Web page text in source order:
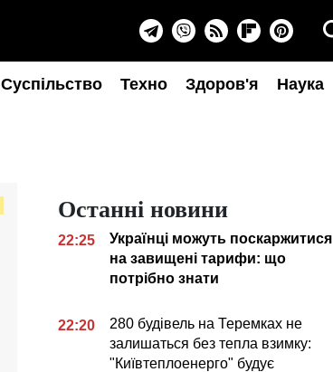
Суспільство Техно Здоров'я Наука
Останні новини
22:25
Українці можуть поскаржитися
на завищені тарифи: що
потрібно знати
22:20
280 будівель на Теремках не
залишаться без тепла взимку:
"Київтеплоенерго" будує